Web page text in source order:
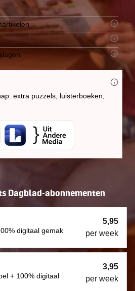
extra puzzels, luisterboeken,
Dagblad-abonnementen
digitaal gemak
5,95
per week
+ 100% digitaal
3,95
per week